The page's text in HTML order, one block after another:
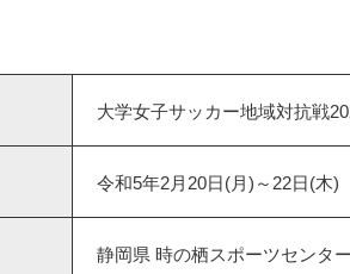
大学女子サッカー地域対抗戦
令和5年2月20日(月)～22日(
静岡県 時の栖スポーツセンター